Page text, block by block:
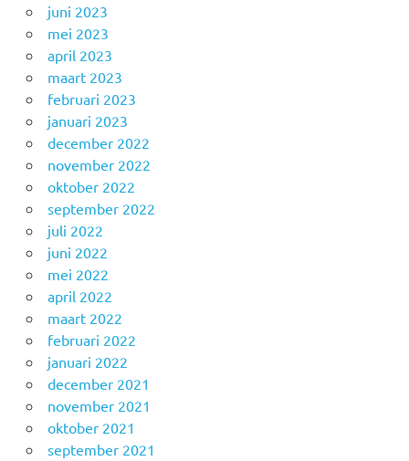
juni 2023
mei 2023
april 2023
maart 2023
februari 2023
januari 2023
december 2022
november 2022
oktober 2022
september 2022
juli 2022
juni 2022
mei 2022
april 2022
maart 2022
februari 2022
januari 2022
december 2021
november 2021
oktober 2021
september 2021